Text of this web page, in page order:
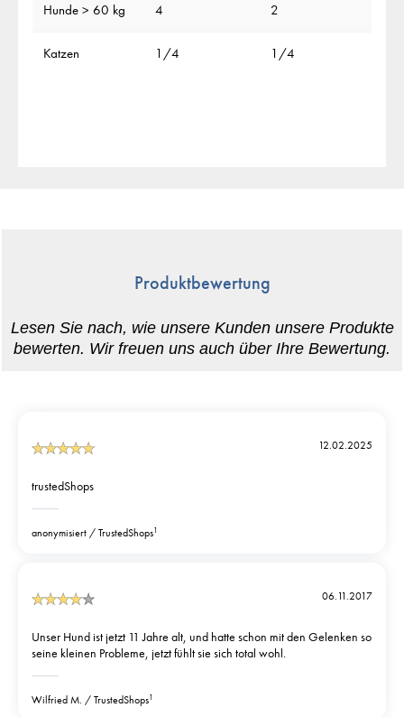
Hunde > 60 kg 4 2
Katzen 1/4 1/4
Produktbewertung
12.02.2025
trustedShops
anonymisiert TrustedShops1
06.11.2017
Unser Hund ist jetzt 11 Jahre alt, und hatte schon mit den Gelenken so
seine kleinen Probleme, jetzt fühlt sie sich total wohl.
Wilfried M. TrustedShops1